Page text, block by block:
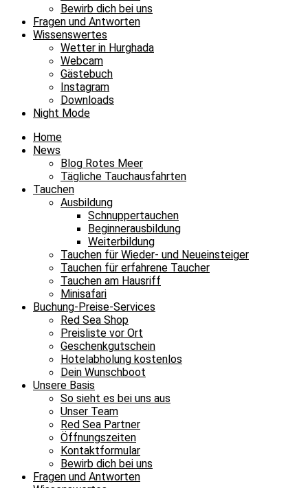
Bewirb dich bei uns
Fragen und Antworten
Wissenswertes
Wetter in Hurghada
Webcam
Gästebuch
Instagram
Downloads
Night Mode
Home
News
Blog Rotes Meer
Tägliche Tauchausfahrten
Tauchen
Ausbildung
Schnuppertauchen
Beginnerausbildung
Weiterbildung
Tauchen für Wieder- und Neueinsteiger
Tauchen für erfahrene Taucher
Tauchen am Hausriff
Minisafari
Buchung-Preise-Services
Red Sea Shop
Preisliste vor Ort
Geschenkgutschein
Hotelabholung kostenlos
Dein Wunschboot
Unsere Basis
So sieht es bei uns aus
Unser Team
Red Sea Partner
Öffnungszeiten
Kontaktformular
Bewirb dich bei uns
Fragen und Antworten